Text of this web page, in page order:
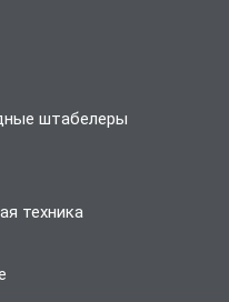
штабелеры
техника